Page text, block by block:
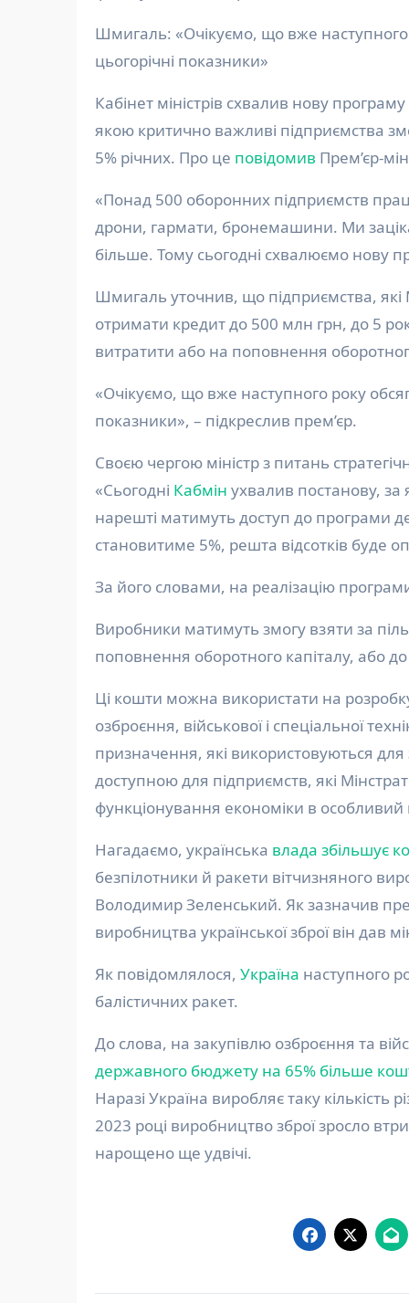
Шмигаль: «Очікуємо, що вже наступного
цьогорічні показники»
Кабінет міністрів схвалив нову програму для підтримки оборонно-промислового комплексу, за
якою критично важливі підприємства
5% річних. Про це повідомив Прем’єр-
«Понад 500 оборонних підприємств
дрони, гармати, бронемашини. Ми
більше. Тому сьогодні схвалюємо нову
Шмигаль уточнив, що підприємства,
отримати кредит до 500 млн грн, до 5
витратити або на поповнення
«Очікуємо, що вже наступного року
показники», – підкреслив прем’єр.
Своєю чергою міністр з питань
«Сьогодні Кабмін ухвалив постанову, за
нарешті матимуть доступ до програми
становитиме 5%, решта відсотків буде
За його словами, на реалізацію
Виробники матимуть змогу взяти за
поповнення оборотного капіталу, або
Ці кошти можна використати на
озброєння, військової і спеціальної
призначення, які використовуються
доступною для підприємств, які
функціонування економіки в особливий
Нагадаємо, українська влада збільшує
безпілотники й ракети вітчизняного
Володимир Зеленський. Як зазначив
виробництва української зброї він дав
Як повідомлялося, Україна наступного
балістичних ракет.
До слова, на закупівлю озброєння та
державного бюджету на 65% більше
Наразі Україна виробляє таку
2023 році виробництво зброї зросло
нарощено ще удвічі.